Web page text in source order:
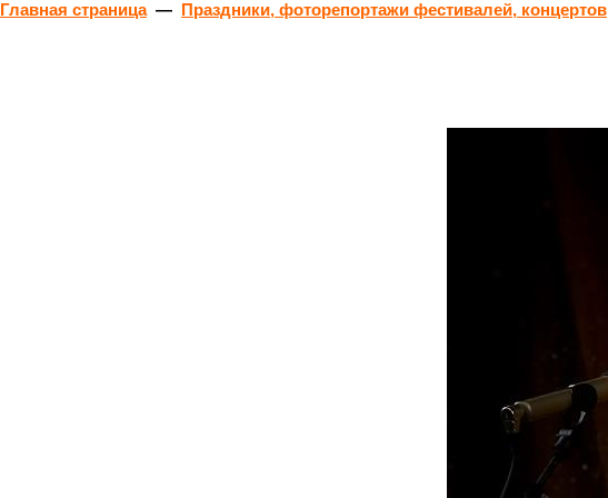
Главная страница— Праздники, фоторепортажи фестивалей, концертов